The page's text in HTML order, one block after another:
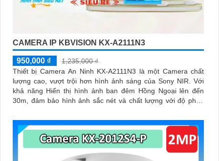
CAMERA IP KBVISION KX-A2111N3
950,000 ₫
1,235,000 ₫
Thiết bị Camera An Ninh KX-A2111N3 là một Camera chất
lượng cao, vượt trội hơn hình ảnh sáng của Sony NIR. Với
khả năng Hiển thị hình ảnh ban đêm Hồng Ngoại lên đến
30m, đảm bảo hình ảnh sắc nét và chất lượng với độ phân